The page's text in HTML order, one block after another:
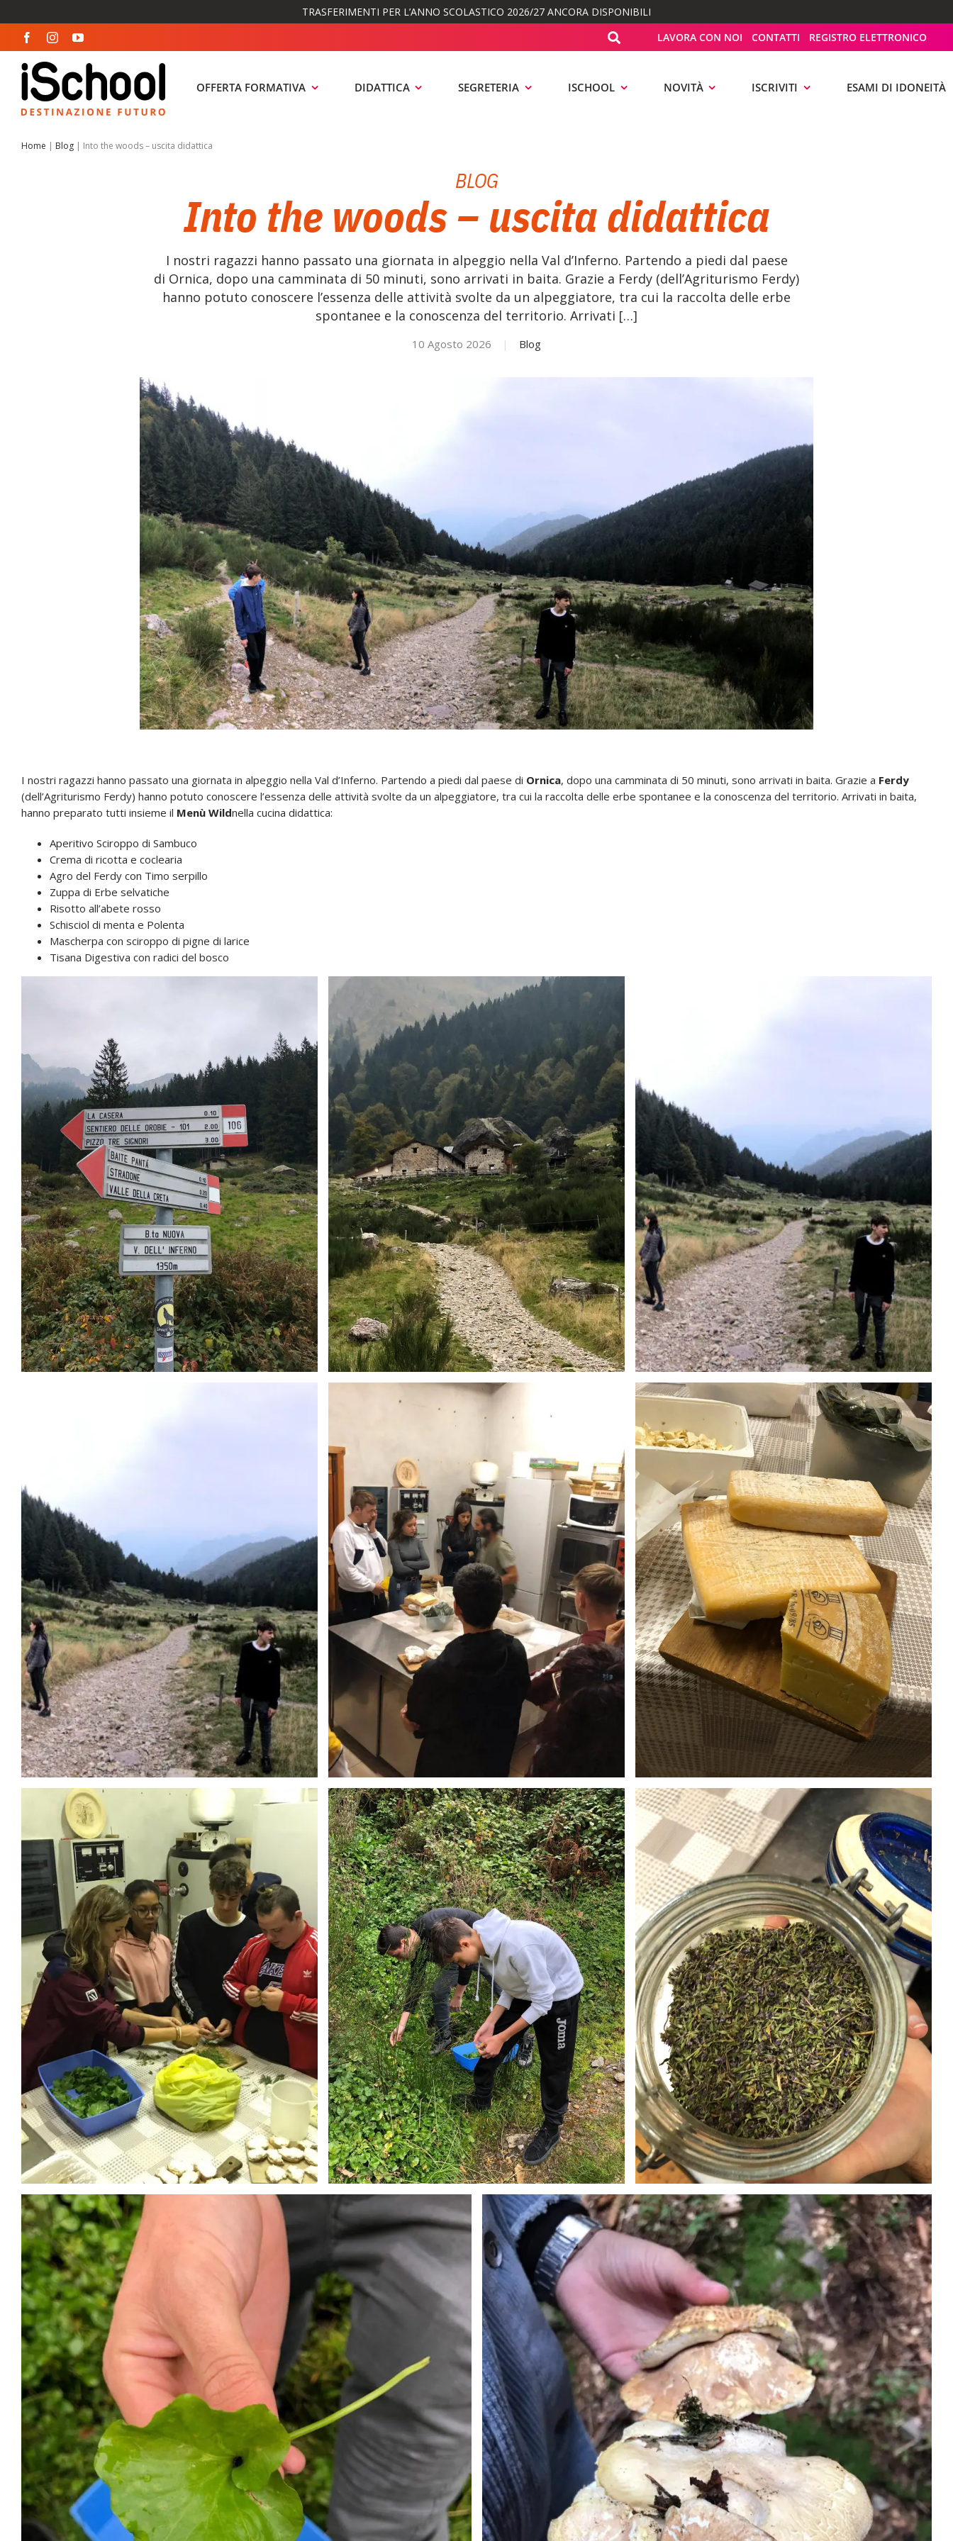
al
contenuto
TRASFERIMENTI PER L’ANNO SCOLASTICO 2026/27 ANCORA DISPONIBILI
LAVORA CON NOI
CONTATTI REGISTRO ELETTRONICO
OFFERTA FORMATIVA DIDATTICA SEGRETERIA ISCHOOL NOVITÀ ISCRIVITI ESAMI DI IDONEITÀ
Home | Blog| Into the woods – uscita didattica
BLOG
Into the woods – uscita didattica
I nostri ragazzi hanno passato una giornata in alpeggio nella Val d’Inferno. Partendo a piedi dal paese
di Ornica, dopo una camminata di 50 minuti, sono arrivati in baita. Grazie a Ferdy (dell’Agriturismo Ferdy)
hanno potuto conoscere l’essenza delle attività svolte da un alpeggiatore, tra cui la raccolta delle erbe
spontanee e la conoscenza del territorio. Arrivati […]
10 Agosto 2026 | Blog
I nostri ragazzi hanno passato una giornata in alpeggio nella Val d’Inferno. Partendo a piedi dal paese di Ornica, dopo una camminata di 50 minuti, sono arrivati in baita. Grazie a Ferdy
(dell’Agriturismo Ferdy) hanno potuto conoscere l’essenza delle attività svolte da un alpeggiatore, tra cui la raccolta delle erbe spontanee e la conoscenza del territorio. Arrivati in baita,
hanno preparato tutti insieme il Menù Wildnella cucina didattica:
Aperitivo Sciroppo di Sambuco
Crema di ricotta e coclearia
Agro del Ferdy con Timo serpillo
Zuppa di Erbe selvatiche
Risotto all’abete rosso
Schisciol di menta e Polenta
Mascherpa con sciroppo di pigne di larice
Tisana Digestiva con radici del bosco